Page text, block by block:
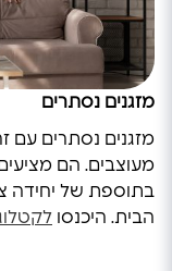
מזגנים נסתרים
מזגנים נסתרים עם
מעוצבים. הם
בתוספת של יחידה
הבית. היכנסו